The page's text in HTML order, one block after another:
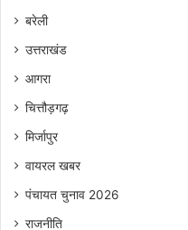
बरेली
उत्तराखंड
आगरा
चित्तौड़गढ़
मिर्जापुर
वायरल खबर
पंचायत चुनाव 2026
राजनीति